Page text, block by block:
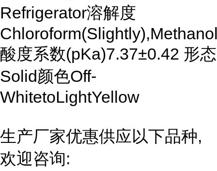
Refrigerator溶解度
酸度系数(pKa)7.37±0.42 形态
Solid颜色Off-
WhitetoLightYellow
生产厂家优惠供应以下品种,
欢迎咨询: